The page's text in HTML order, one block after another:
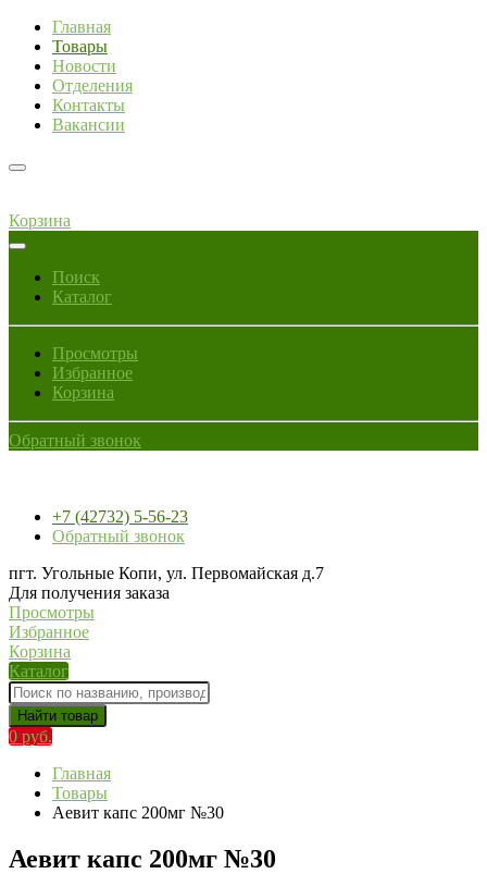
Главная
Товары
Новости
Отделения
Контакты
Вакансии
Корзина
Поиск
Каталог
Просмотры
Избранное
Корзина
Обратный звонок
+7 (42732) 5-56-23
Обратный звонок
пгт. Угольные Копи, ул. Первомайская д.7
Для получения заказа
Просмотры
Избранное
Корзина
Каталог
Найти товар
0 руб.
Главная
Товары
Аевит капс 200мг №30
Аевит капс 200мг №30